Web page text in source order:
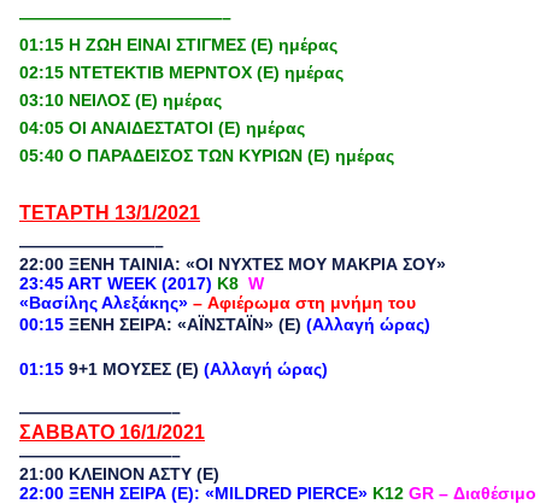
————————————–
01:15 Η ΖΩΗ ΕΙΝΑΙ ΣΤΙΓΜΕΣ (Ε) ημέρας
02:15 ΝΤΕΤΕΚΤΙΒ ΜΕΡΝΤΟΧ (Ε) ημέρας
03:10 ΝΕΙΛΟΣ (Ε) ημέρας
04:05 ΟΙ ΑΝΑΙΔΕΣΤΑΤΟΙ (Ε) ημέρας
05:40 Ο ΠΑΡΑΔΕΙΣΟΣ ΤΩΝ ΚΥΡΙΩΝ (Ε) ημέρας
ΤΕΤΑΡΤΗ 13/1/2021
————————–
22:00 ΞΕΝΗ ΤΑΙΝΙΑ: «ΟΙ ΝΥΧΤΕΣ ΜΟΥ ΜΑΚΡΙΑ ΣΟΥ»
23:45 ART WEEK (2017) Κ8 W
«Βασίλης Αλεξάκης» – Αφιέρωμα στη μνήμη του
00:15 ΞΕΝΗ ΣΕΙΡΑ: «ΑΪΝΣΤΑΪΝ» (Ε) (Αλλαγή ώρας)
01:15 9+1 ΜΟΥΣΕΣ (Ε) (Αλλαγή ώρας)
—————————–
ΣΑΒΒΑΤΟ 16/1/2021
—————————–
21:00 ΚΛΕΙΝΟΝ ΑΣΤΥ (Ε)
22:00 ΞΕΝΗ ΣΕΙΡΑ (Ε): «MILDRED PIERCE» Κ12 GR –